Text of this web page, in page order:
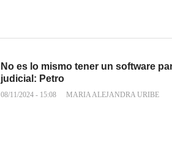
No es lo mismo tener un software
judicial: Petro
08/11/2024 - 15:08 MARIA ALEJANDRA URIBE